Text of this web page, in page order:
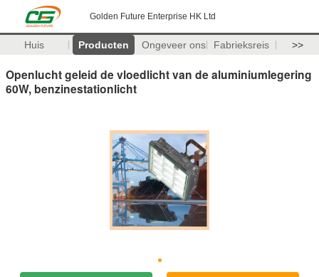
Golden Future Enterprise HK Ltd
Huis Producten Ongeveer ons Fabrieksreis >>
Openlucht geleid de vloedlicht van de aluminiumlegering
60W, benzinestationlicht